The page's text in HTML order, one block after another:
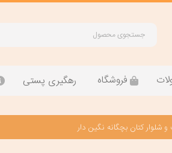
فروشگاه رهگیری پستی
شلوار کتان بچگانه نگین دار